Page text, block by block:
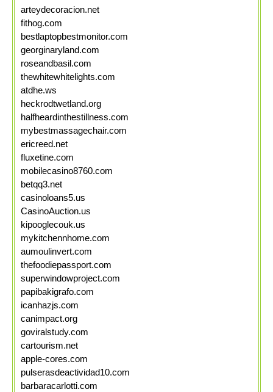
arteydecoracion.net
fithog.com
bestlaptopbestmonitor.com
georginaryland.com
roseandbasil.com
thewhitewhitelights.com
atdhe.ws
heckrodtwetland.org
halfheardinthestillness.com
mybestmassagechair.com
ericreed.net
fluxetine.com
mobilecasino8760.com
betqq3.net
casinoloans5.us
CasinoAuction.us
kipooglecouk.us
mykitchennhome.com
aumoulinvert.com
thefoodiepassport.com
superwindowproject.com
papibakigrafo.com
icanhazjs.com
canimpact.org
goviralstudy.com
cartourism.net
apple-cores.com
pulserasdeactividad10.com
barbaracarlotti.com